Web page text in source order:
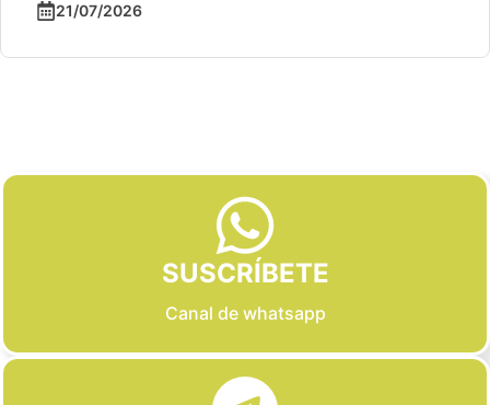
21/07/2026
SUSCRÍBETE
Canal de whatsapp